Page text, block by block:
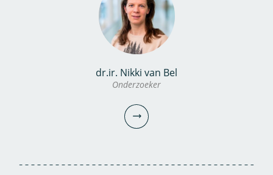
dr.ir. Nikki van Bel
Onderzoeker